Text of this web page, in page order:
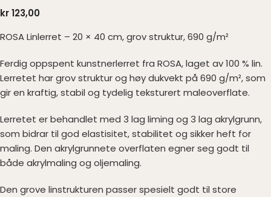
kr123,00
ROSA Linlerret – 20 × 40 cm, grov struktur, 690 g/m²
Ferdig oppspent kunstnerlerret fra ROSA, laget av 100 % lin.
Lerretet har grov struktur og høy dukvekt på 690 g/m², som
gir en kraftig, stabil og tydelig teksturert maleoverflate.
Lerretet er behandlet med 3 lag liming og 3 lag akrylgrunn,
som bidrar til god elastisitet, stabilitet og sikker heft for
maling. Den akrylgrunnete overflaten egner seg godt til
både akrylmaling og oljemaling.
Den grove linstrukturen passer spesielt godt til store